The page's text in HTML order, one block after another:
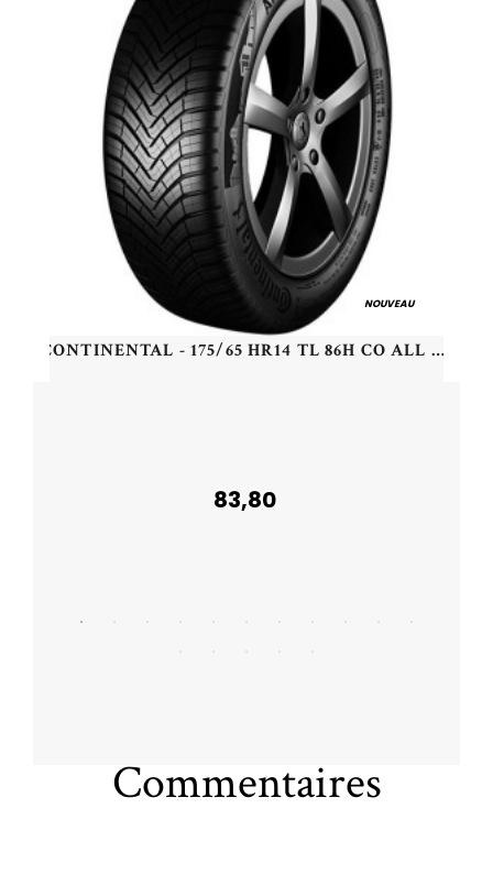
NOUVEAU
CONTINENTAL - 175/65 HR14 TL 86H CO ALL SEASON CONTACT XL - 1756514 - CBB
83,80
Commentaires